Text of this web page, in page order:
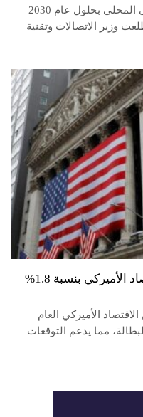
قطاع الاتصالات 8% من الناتج الإجمالي المحلي بحلول عام 2030
وزير الاتصالات وتقنية‏
مسح لبلومبرج: توقعات بنمو الاقتصاد الأميركي بنسبة 1.8%
الأميركي العام
مما يدعم التوقعات